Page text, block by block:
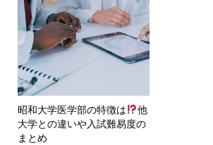
昭和大学医学部の特徴は
他
大学との違いや入試難易度の
まとめ